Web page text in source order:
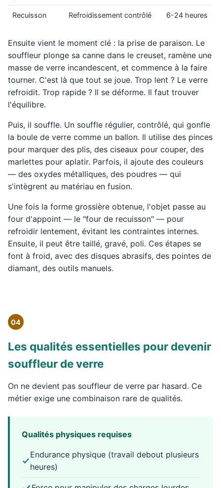
Recuisson Refroidissement contrôlé 6-24 heures
Ensuite vient le moment clé : la prise de paraison. Le
souffleur plonge sa canne dans le creuset, ramène une
masse de verre incandescent, et commence à la faire
tourner. C'est là que tout se joue. Trop lent ? Le verre
refroidit. Trop rapide ? Il se déforme. Il faut trouver
l'équilibre.
Puis, il souffle. Un souffle régulier, contrôlé, qui gonfle
la boule de verre comme un ballon. Il utilise des pinces
pour marquer des plis, des ciseaux pour couper, des
marlettes pour aplatir. Parfois, il ajoute des couleurs
— des oxydes métalliques, des poudres — qui
s'intègrent au matériau en fusion.
Une fois la forme grossière obtenue, l'objet passe au
four d'appoint — le "four de recuisson" — pour
refroidir lentement, évitant les contraintes internes.
Ensuite, il peut être taillé, gravé, poli. Ces étapes se
font à froid, avec des disques abrasifs, des pointes de
diamant, des outils manuels.
04
Les qualités essentielles pour devenir
souffleur de verre
On ne devient pas souffleur de verre par hasard. Ce
métier exige une combinaison rare de qualités.
Qualités physiques requises
Endurance physique (travail debout plusieurs
heures)